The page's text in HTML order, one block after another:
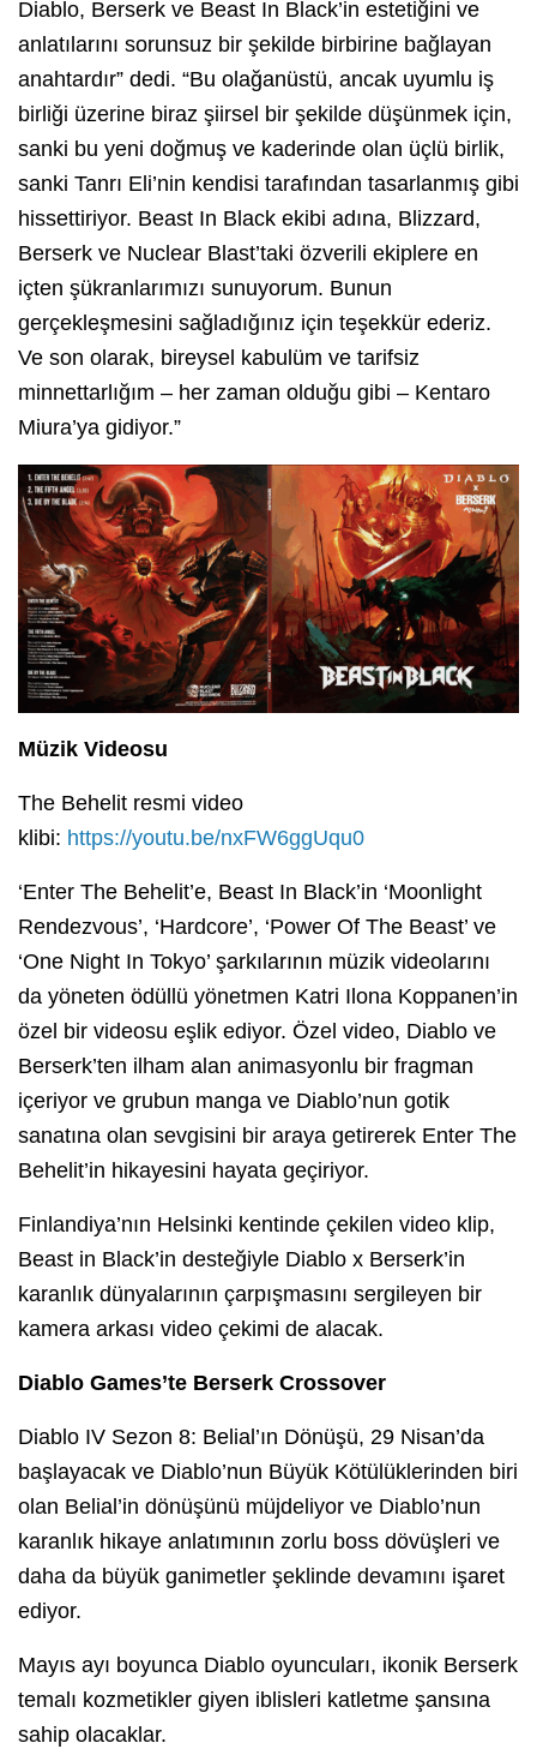
Diablo, Berserk ve Beast In Black’in estetiğini ve
anlatılarını sorunsuz bir şekilde birbirine bağlayan
anahtardır” dedi. “Bu olağanüstü, ancak uyumlu iş
birliği üzerine biraz şiirsel bir şekilde düşünmek için,
sanki bu yeni doğmuş ve kaderinde olan üçlü birlik,
sanki Tanrı Eli’nin kendisi tarafından tasarlanmış gibi
hissettiriyor. Beast In Black ekibi adına, Blizzard,
Berserk ve Nuclear Blast’taki özverili ekiplere en
içten şükranlarımızı sunuyorum. Bunun
gerçekleşmesini sağladığınız için teşekkür ederiz.
Ve son olarak, bireysel kabulüm ve tarifsiz
minnettarlığım – her zaman olduğu gibi – Kentaro
Miura’ya gidiyor.”
Müzik Videosu
The Behelit resmi video
klibi: https://youtu.be/nxFW6ggUqu0
‘Enter The Behelit’e, Beast In Black’in ‘Moonlight
Rendezvous’, ‘Hardcore’, ‘Power Of The Beast’ ve
‘One Night In Tokyo’ şarkılarının müzik videolarını
da yöneten ödüllü yönetmen Katri Ilona Koppanen’in
özel bir videosu eşlik ediyor. Özel video, Diablo ve
Berserk’ten ilham alan animasyonlu bir fragman
içeriyor ve grubun manga ve Diablo’nun gotik
sanatına olan sevgisini bir araya getirerek Enter The
Behelit’in hikayesini hayata geçiriyor.
Finlandiya’nın Helsinki kentinde çekilen video klip,
Beast in Black’in desteğiyle Diablo x Berserk’in
karanlık dünyalarının çarpışmasını sergileyen bir
kamera arkası video çekimi de alacak.
Diablo Games’te Berserk Crossover
Diablo IV Sezon 8: Belial’ın Dönüşü, 29 Nisan’da
başlayacak ve Diablo’nun Büyük Kötülüklerinden biri
olan Belial’in dönüşünü müjdeliyor ve Diablo’nun
karanlık hikaye anlatımının zorlu boss dövüşleri ve
daha da büyük ganimetler şeklinde devamını işaret
ediyor.
Mayıs ayı boyunca Diablo oyuncuları, ikonik Berserk
temalı kozmetikler giyen iblisleri katletme şansına
sahip olacaklar.